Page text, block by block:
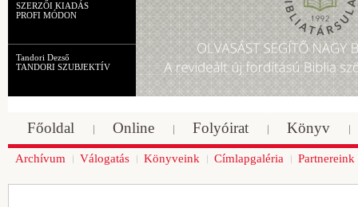
SZERZŐI KIADÁS
PROFI MÓDON
Tandori Dezső
TANDORI SZUBJEKTÍV
Főoldal Online Folyóirat Könyv
Archívum Válogatás Könyveink Címlapgaléria Partnereink